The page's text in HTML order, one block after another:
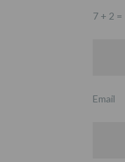
7 + 2 =
Email